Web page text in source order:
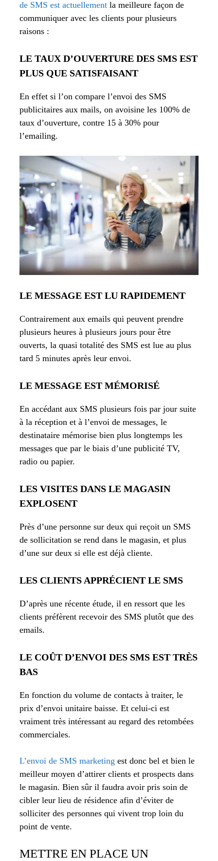
de SMS est actuellement la meilleure façon de
communiquer avec les clients pour plusieurs
raisons :
LE TAUX D’OUVERTURE DES SMS EST
PLUS QUE SATISFAISANT
En effet si l’on compare l’envoi des SMS
publicitaires aux mails, on avoisine les 100% de
taux d’ouverture, contre 15 à 30% pour
l’emailing.
LE MESSAGE EST LU RAPIDEMENT
Contrairement aux emails qui peuvent prendre
plusieurs heures à plusieurs jours pour être
ouverts, la quasi totalité des SMS est lue au plus
tard 5 minutes après leur envoi.
LE MESSAGE EST MÉMORISÉ
En accédant aux SMS plusieurs fois par jour suite
à la réception et à l’envoi de messages, le
destinataire mémorise bien plus longtemps les
messages que par le biais d’une publicité TV,
radio ou papier.
LES VISITES DANS LE MAGASIN
EXPLOSENT
Près d’une personne sur deux qui reçoit un SMS
de sollicitation se rend dans le magasin, et plus
d’une sur deux si elle est déjà cliente.
LES CLIENTS APPRÉCIENT LE SMS
D’après une récente étude, il en ressort que les
clients préfèrent recevoir des SMS plutôt que des
emails.
LE COÛT D’ENVOI DES SMS EST TRÈS
BAS
En fonction du volume de contacts à traiter, le
prix d’envoi unitaire baisse. Et celui-ci est
vraiment très intéressant au regard des retombées
commerciales.
L’envoi de SMS marketing est donc bel et bien le
meilleur moyen d’attirer clients et prospects dans
le magasin. Bien sûr il faudra avoir pris soin de
cibler leur lieu de résidence afin d’éviter de
solliciter des personnes qui vivent trop loin du
point de vente.
METTRE EN PLACE UN